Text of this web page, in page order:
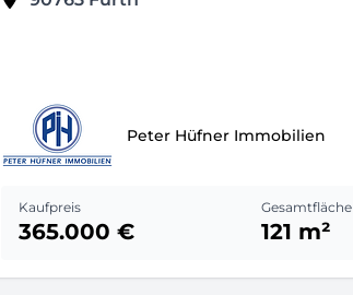
Peter Hüfner Immobilien
Kaufpreis
365.000 €
Gesamtfläche
121 m²